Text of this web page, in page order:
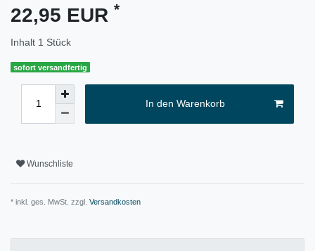
22,95 EUR *
Inhalt 1 Stück
sofort versandfertig
In den Warenkorb
Wunschliste
* inkl. ges. MwSt. zzgl. Versandkosten